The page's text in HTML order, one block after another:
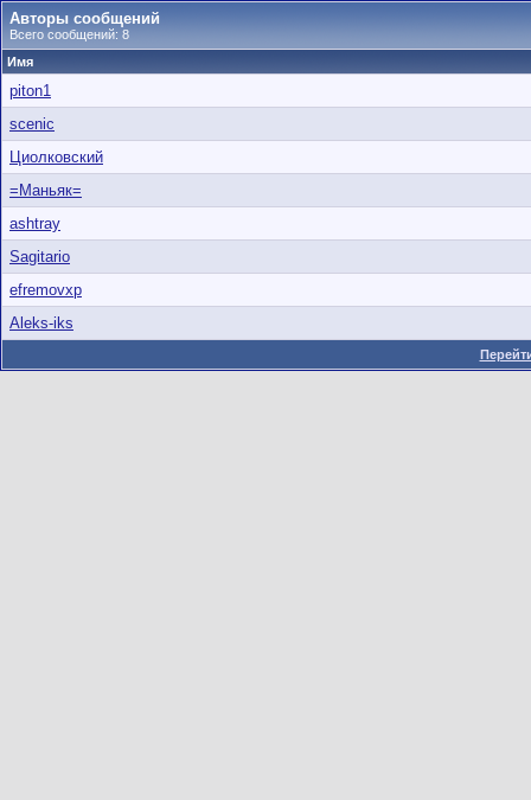
Авторы сообщений
Всего сообщений: 8
Имя
piton1
scenic
Циолковский
=Маньяк=
ashtray
Sagitario
efremovxp
Aleks-iks